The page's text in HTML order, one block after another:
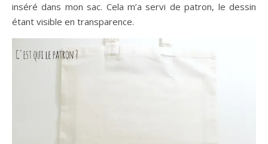
inséré dans mon sac. Cela m’a servi de patron, le dessin
étant visible en transparence.